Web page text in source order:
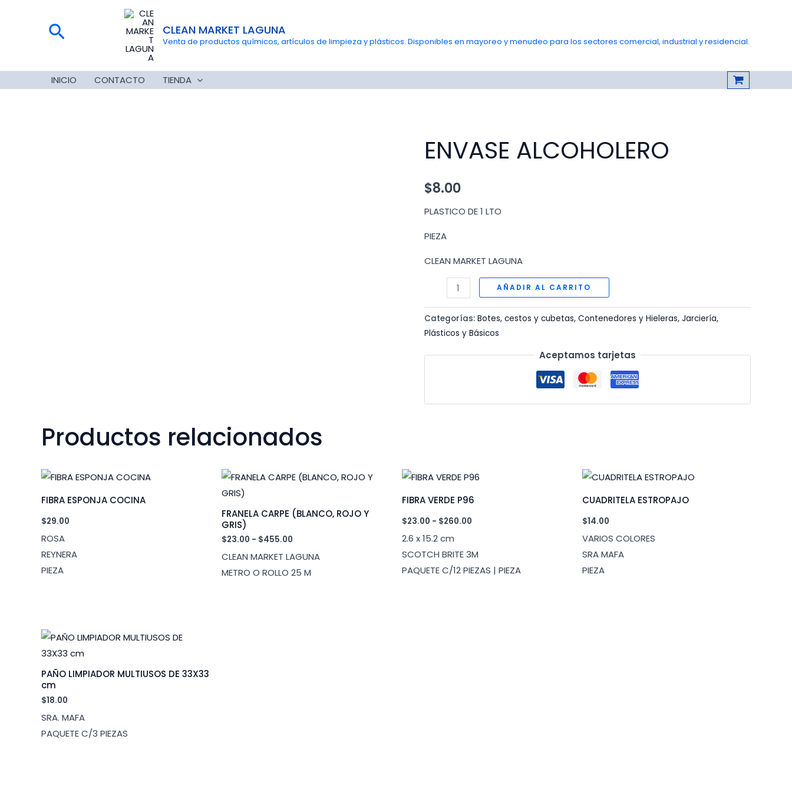
Buscar CLEAN MARKET LAGUNA
Venta de productos químicos, artículos de limpieza y plásticos. Disponibles en mayoreo y menudeo para los sectores comercial, industrial y residencial.
INICIO CONTACTO TIENDA
ENVASE ALCOHOLERO
$8.00
PLASTICO DE 1 LTO
PIEZA
CLEAN MARKET LAGUNA
ALCOHOLERO
cantidad
AÑADIR AL CARRITO
Categorías:Botes, cestos y cubetas,Contenedores y Hieleras,Jarciería,
Plásticos y Básicos
Aceptamos tarjetas
Productos relacionados
FIBRA ESPONJA COCINA
$29.00
ROSA
REYNERA
PIEZA
FRANELA CARPE (BLANCO, ROJO Y
GRIS)
$23.00 - $455.00
precios:
desde
$23.00
CLEAN MARKET LAGUNA
METRO O ROLLO 25 M
FIBRA VERDE P96
$23.00 - $260.00
desde
$23.00
hasta
2.6 x 15.2 cm
SCOTCH BRITE 3M
PAQUETE C/12 PIEZAS | PIEZA
CUADRITELA ESTROPAJO
$14.00
VARIOS COLORES
SRA MAFA
PIEZA
PAÑO LIMPIADOR MULTIUSOS DE 33X33
cm
$18.00
SRA. MAFA
PAQUETE C/3 PIEZAS